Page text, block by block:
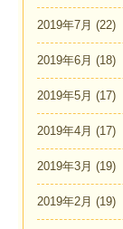
2019年7月 (22)
2019年6月 (18)
2019年5月 (17)
2019年4月 (17)
2019年3月 (19)
2019年2月 (19)